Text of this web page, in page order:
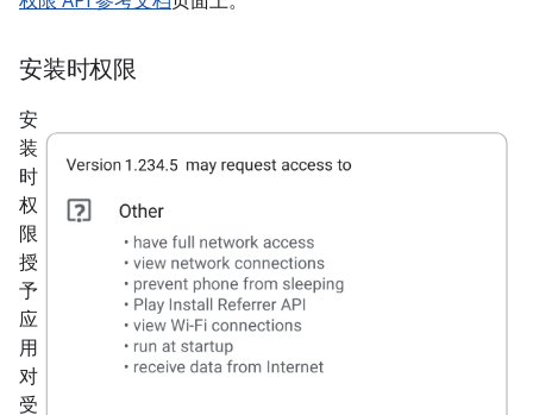
安装时权限
安
装
时
权
限
授
予
应
用
对
受